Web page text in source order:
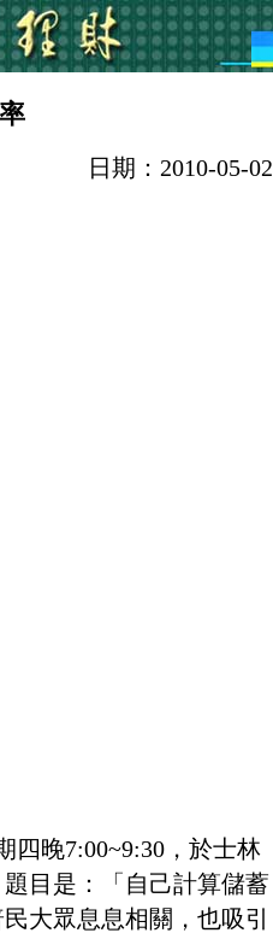
日期：2010-05-02
四晚7:00~9:30，於士林
目是：「自己計算儲蓄
大眾息息相關，也吸引